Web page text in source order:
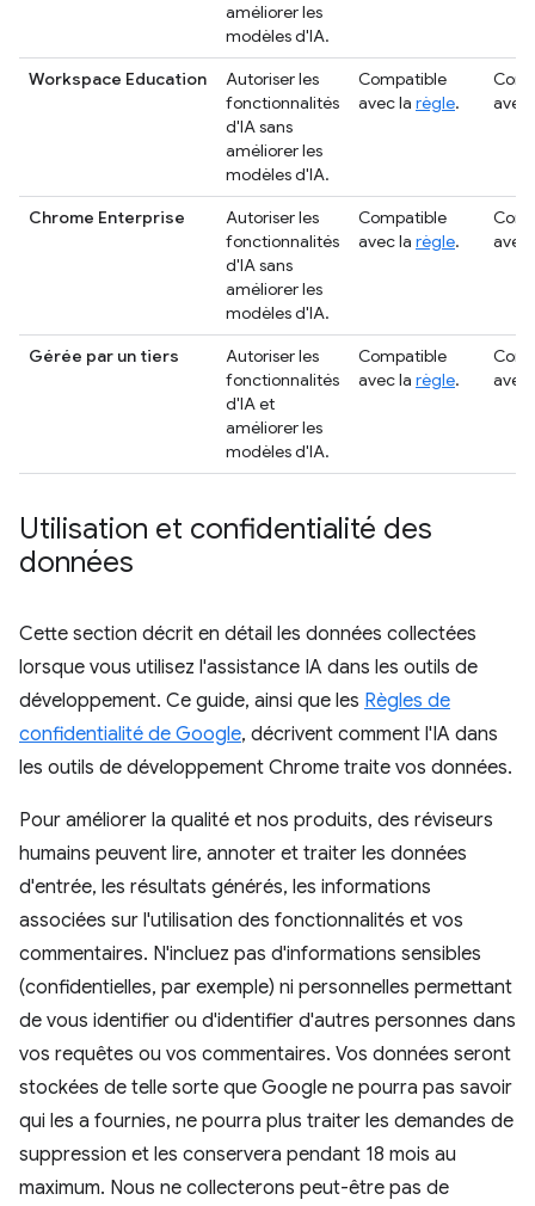
améliorer les
modèles d'IA.
Workspace Education
Autoriser les
fonctionnalités
d'IA sans
améliorer les
modèles d'IA.
Compatible
avec la règle.
avec
Chrome Enterprise
Autoriser les
fonctionnalités
d'IA sans
améliorer les
modèles d'IA.
Compatible
avec la règle.
avec
Gérée par un tiers
Autoriser les
fonctionnalités
d'IA et
améliorer les
modèles d'IA.
Compatible
avec la règle.
avec
Utilisation et confidentialité des
données
Cette section décrit en détail les données collectées
lorsque vous utilisez l'assistance IA dans les outils de
développement. Ce guide, ainsi que les Règles de
confidentialité de Google, décrivent comment l'IA dans
les outils de développement Chrome traite vos données.
Pour améliorer la qualité et nos produits, des réviseurs
humains peuvent lire, annoter et traiter les données
d'entrée, les résultats générés, les informations
associées sur l'utilisation des fonctionnalités et vos
commentaires. N'incluez pas d'informations sensibles
(confidentielles, par exemple) ni personnelles permettant
de vous identifier ou d'identifier d'autres personnes dans
vos requêtes ou vos commentaires. Vos données seront
stockées de telle sorte que Google ne pourra pas savoir
qui les a fournies, ne pourra plus traiter les demandes de
suppression et les conservera pendant 18 mois au
maximum. Nous ne collecterons peut-être pas de